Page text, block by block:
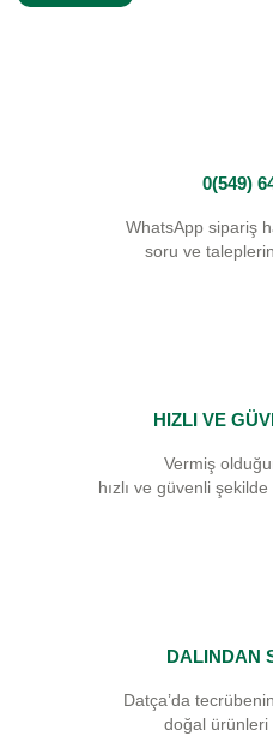
0(549)
WhatsApp sipariş
soru ve
HIZLI VE
Vermiş
hızlı ve güvenli
DALINDAN
Datça’da
doğal ürünleri